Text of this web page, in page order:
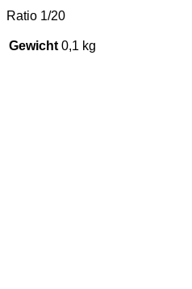
Ratio 1/20
Gewicht 0,1 kg